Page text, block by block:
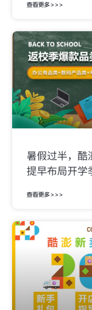
查看更多>>>
暑假过半，酷
提早布局开学
查看更多>>>